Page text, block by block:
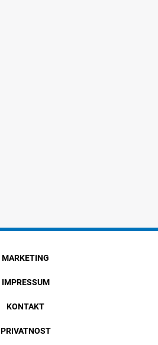
MARKETING
IMPRESSUM
KONTAKT
PRIVATNOST